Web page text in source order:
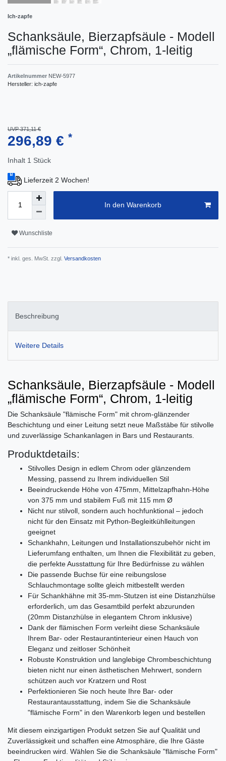
Ich-zapfe
Schanksäule, Bierzapfsäule - Modell
„flämische Form“, Chrom, 1-leitig
Artikelnummer NEW-5977
Hersteller: ich-zapfe
UVP 371,11 €
296,89 € *
Inhalt 1 Stück
Lieferzeit 2 Wochen!
In den Warenkorb
Wunschliste
* inkl. ges. MwSt. zzgl. Versandkosten
Beschreibung
Weitere Details
Schanksäule, Bierzapfsäule - Modell
„flämische Form“, Chrom, 1-leitig
Die Schanksäule "flämische Form" mit chrom-glänzender
Beschichtung und einer Leitung setzt neue Maßstäbe für stilvolle
und zuverlässige Schankanlagen in Bars und Restaurants.
Produktdetails:
Stilvolles Design in edlem Chrom oder glänzendem
Messing, passend zu Ihrem individuellen Stil
Beeindruckende Höhe von 475mm, Mittelzapfhahn-Höhe
von 375 mm und stabilem Fuß mit 115 mm Ø
Nicht nur stilvoll, sondern auch hochfunktional – jedoch
nicht für den Einsatz mit Python-Begleitkühlleitungen
geeignet
Schankhahn, Leitungen und Installationszubehör nicht im
Lieferumfang enthalten, um Ihnen die Flexibilität zu geben,
die perfekte Ausstattung für Ihre Bedürfnisse zu wählen
Die passende Buchse für eine reibungslose
Schlauchmontage sollte gleich mitbestellt werden
Für Schankhähne mit 35-mm-Stutzen ist eine Distanzhülse
erforderlich, um das Gesamtbild perfekt abzurunden
(20mm Distanzhülse in elegantem Chrom inklusive)
Dank der flämischen Form verleiht diese Schanksäule
Ihrem Bar- oder Restaurantinterieur einen Hauch von
Eleganz und zeitloser Schönheit
Robuste Konstruktion und langlebige Chrombeschichtung
bieten nicht nur einen ästhetischen Mehrwert, sondern
schützen auch vor Kratzern und Rost
Perfektionieren Sie noch heute Ihre Bar- oder
Restaurantausstattung, indem Sie die Schanksäule
"flämische Form" in den Warenkorb legen und bestellen
Mit diesem einzigartigen Produkt setzen Sie auf Qualität und
Zuverlässigkeit und schaffen eine Atmosphäre, die Ihre Gäste
beeindrucken wird. Wählen Sie die Schanksäule "flämische Form"